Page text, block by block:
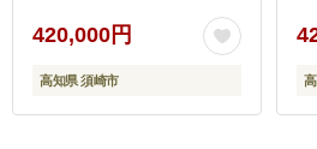
420,000円
高知県 須崎市